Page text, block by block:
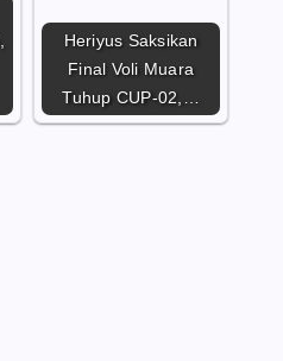
Heriyus Saksikan
Final Voli Muara
Tuhup CUP-02,…